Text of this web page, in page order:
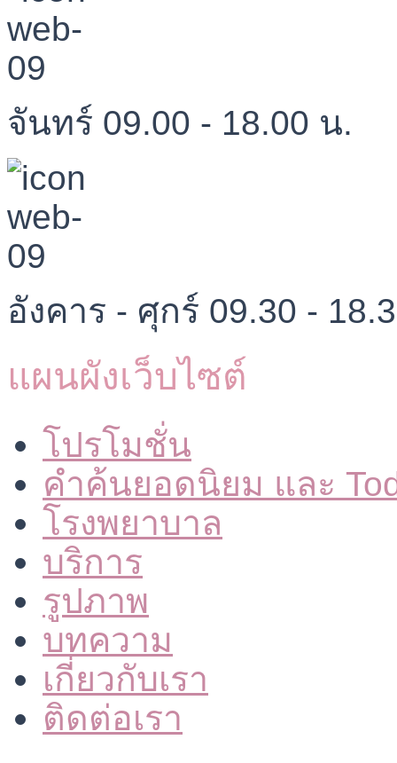
จันทร์ 09.00 - 18.00 น.
อังคาร - ศุกร์ 09.30 -
แผนผังเว็บไซต์
โปรโมชั่น
คำค้นยอดนิยม และ
โรงพยาบาล
บริการ
รูปภาพ
บทความ
เกี่ยวกับเรา
ติดต่อเรา